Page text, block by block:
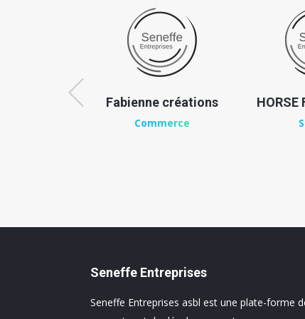
Fabienne créations
Commerce
HORSE
Seneffe Entreprises
Seneffe Entreprises asbl est une plate-forme